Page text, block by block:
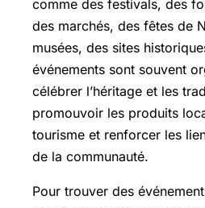
comme des festivals, des
des marchés, des fêtes de
musées, des sites
événements sont souvent
célébrer l’héritage et les
promouvoir les produits
tourisme et renforcer les
de la communauté.
Pour trouver des